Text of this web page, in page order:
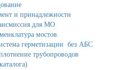
и принадлежности
для МО
мостов
герметизации без АБС
трубопроводов